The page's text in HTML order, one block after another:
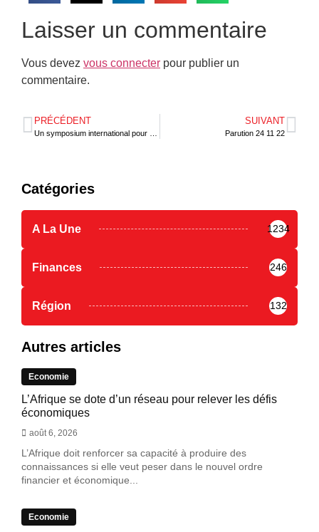
Laisser un commentaire
Vous devez vous connecter pour publier un
commentaire.
PRÉCÉDENT SUIVANT
Parution 24 11 22
Catégories
A La Une 1234
Finances 246
Région 132
Autres articles
Economie
L’Afrique se dote d’un réseau pour relever les défis
économiques
août 6, 2026
L’Afrique doit renforcer sa capacité à produire des
connaissances si elle veut peser dans le nouvel ordre
financier et économique...
Economie